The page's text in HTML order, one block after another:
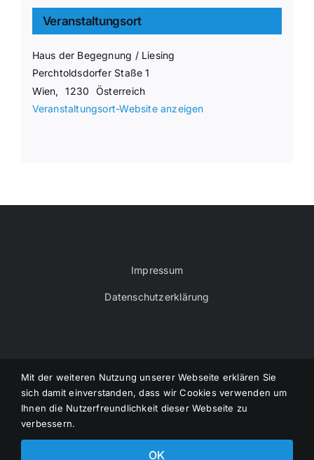
Veranstaltungsort
Haus der Begegnung / Liesing
Perchtoldsdorfer Staße 1
Wien, 1230
Österreich
Veranstaltungsort-Website anzeigen
Impressum
Datenschutzerklärung
© VOEMEC - Verband der Österreichischen
Modelleisenbahnclubs | Powered by
Mit der weiteren Nutzung unserer Webseite erklären Sie
sich damit einverstanden, dass wir Cookies verwenden um
Ihnen die Nutzerfreundlichkeit dieser Webseite zu
verbessern.
OK